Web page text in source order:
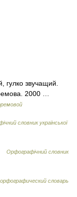
гулко звучащий.
2000 …
словник української
Орфографічний словник
словарь